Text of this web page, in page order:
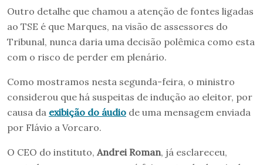
Outro detalhe que chamou a atenção de fontes ligadas
ao TSE é que Marques, na visão de assessores do
Tribunal, nunca daria uma decisão polêmica como esta
com o risco de perder em plenário.
Como mostramos nesta segunda-feira, o ministro
considerou que há suspeitas de indução ao eleitor, por
causa da exibição do áudio de uma mensagem enviada
por Flávio a Vorcaro.
O CEO do instituto, Andrei Roman, já esclareceu,